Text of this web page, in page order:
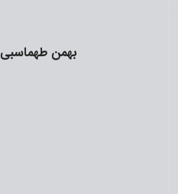
بهمن طهماسبی